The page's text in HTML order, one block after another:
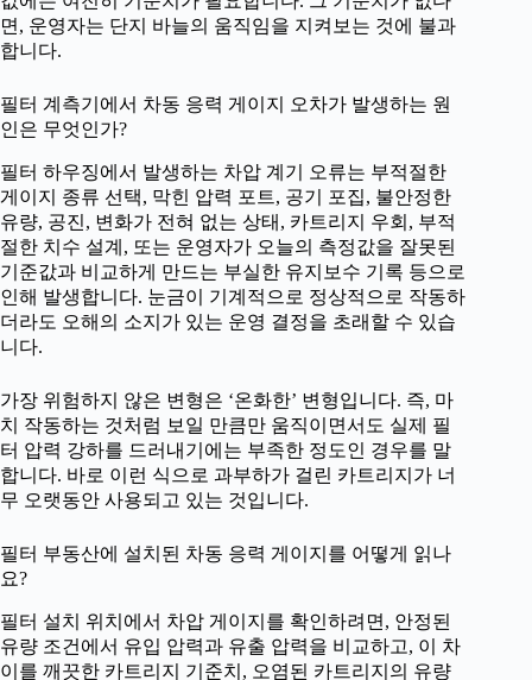
면, 운영자는 단지 바늘의 움직임을 지켜보는 것에 불과
합니다.
필터 계측기에서 차동 응력 게이지 오차가 발생하는 원
인은 무엇인가?
필터 하우징에서 발생하는 차압 계기 오류는 부적절한
게이지 종류 선택, 막힌 압력 포트, 공기 포집, 불안정한
유량, 공진, 변화가 전혀 없는 상태, 카트리지 우회, 부적
절한 치수 설계, 또는 운영자가 오늘의 측정값을 잘못된
기준값과 비교하게 만드는 부실한 유지보수 기록 등으로
인해 발생합니다. 눈금이 기계적으로 정상적으로 작동하
더라도 오해의 소지가 있는 운영 결정을 초래할 수 있습
니다.
가장 위험하지 않은 변형은 ‘온화한’ 변형입니다. 즉, 마
치 작동하는 것처럼 보일 만큼만 움직이면서도 실제 필
터 압력 강하를 드러내기에는 부족한 정도인 경우를 말
합니다. 바로 이런 식으로 과부하가 걸린 카트리지가 너
무 오랫동안 사용되고 있는 것입니다.
필터 부동산에 설치된 차동 응력 게이지를 어떻게 읽나
요?
필터 설치 위치에서 차압 게이지를 확인하려면, 안정된
유량 조건에서 유입 압력과 유출 압력을 비교하고, 이 차
이를 깨끗한 카트리지 기준치, 오염된 카트리지의 유량